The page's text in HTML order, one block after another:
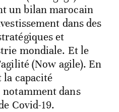
un bilan marocain
dans des
et
mondiale. Et le
(Now agile). En
la capacité
notamment dans
Covid-19.